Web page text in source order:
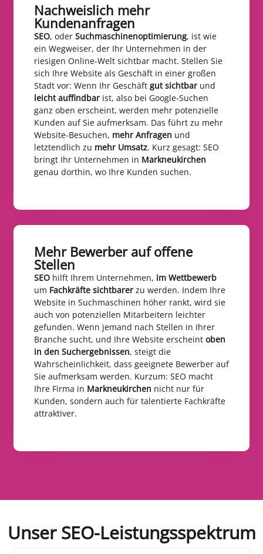
Nachweislich mehr
Kundenanfragen​
SEO, oder Suchmaschinenoptimierung, ist wie
ein Wegweiser, der Ihr Unternehmen in der
riesigen Online-Welt sichtbar macht. Stellen Sie
sich Ihre Website als Geschäft in einer großen
Stadt vor: Wenn Ihr Geschäft gut sichtbar und
leicht auffindbar ist, also bei Google-Suchen
ganz oben erscheint, werden mehr potenzielle
Kunden auf Sie aufmerksam. Das führt zu mehr
Website-Besuchen, mehr Anfragen und
letztendlich zu mehr Umsatz. Kurz gesagt: SEO
bringt Ihr Unternehmen in Markneukirchen
genau dorthin, wo Ihre Kunden suchen.
Mehr Bewerber auf offene
Stellen​
SEO hilft Ihrem Unternehmen, im Wettbewerb
um Fachkräfte sichtbarer zu werden. Indem Ihre
Website in Suchmaschinen höher rankt, wird sie
auch von potenziellen Mitarbeitern leichter
gefunden. Wenn jemand nach Stellen in Ihrer
Branche sucht, und Ihre Website erscheint oben
in den Suchergebnissen, steigt die
Wahrscheinlichkeit, dass geeignete Bewerber auf
Sie aufmerksam werden. Kurzum: SEO macht
Ihre Firma in Markneukirchen nicht nur für
Kunden, sondern auch für talentierte Fachkräfte
attraktiver.
Unser SEO-Leistungsspektrum